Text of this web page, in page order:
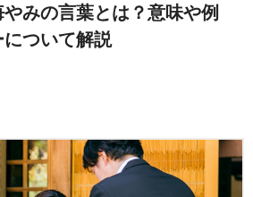
みの言葉とは？意味や例
ついて解説